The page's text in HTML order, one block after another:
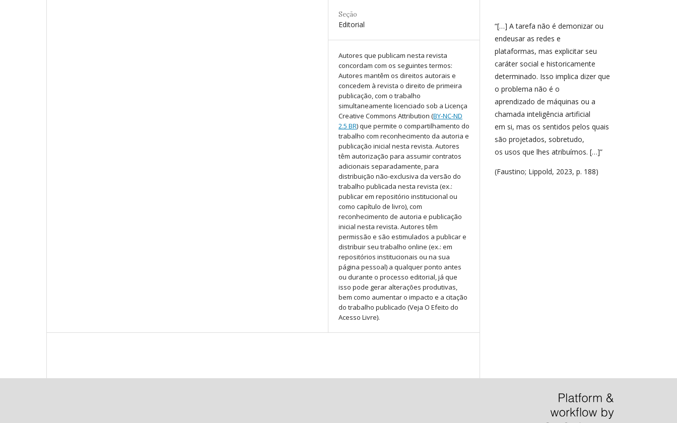
Seção
Editorial
Autores que publicam nesta revista
concordam com os seguintes termos:
Autores mantêm os direitos autorais e
concedem à revista o direito de primeira
publicação, com o trabalho
simultaneamente licenciado sob a Licença
Creative Commons Attribution (BY-NC-ND
2.5 BR) que permite o compartilhamento do
trabalho com reconhecimento da autoria e
publicação inicial nesta revista. Autores
têm autorização para assumir contratos
adicionais separadamente, para
distribuição não-exclusiva da versão do
trabalho publicada nesta revista (ex.:
publicar em repositório institucional ou
como capítulo de livro), com
reconhecimento de autoria e publicação
inicial nesta revista. Autores têm
permissão e são estimulados a publicar e
distribuir seu trabalho online (ex.: em
repositórios institucionais ou na sua
página pessoal) a qualquer ponto antes
ou durante o processo editorial, já que
isso pode gerar alterações produtivas,
bem como aumentar o impacto e a citação
do trabalho publicado (Veja O Efeito do
Acesso Livre).
“[…] A tarefa não é demonizar ou
endeusar as redes e
plataformas, mas explicitar seu
caráter social e historicamente
determinado. Isso implica dizer que
o problema não é o
aprendizado de máquinas ou a
chamada inteligência artificial
em si, mas os sentidos pelos quais
são projetados, sobretudo,
os usos que lhes atribuímos. […]”
(Faustino; Lippold, 2023, p. 188)